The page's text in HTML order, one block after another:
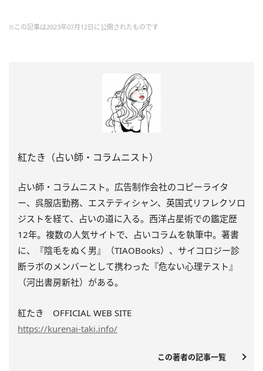
※この記事は2023年07月12日に公開されたものです
紅たき（占い師・コラムニスト）
占い師・コラムニスト。広告制作会社のコピーライタ
ー、呉服店勤務、エステティシャン、英国式リフレクソロ
ジストを経て、占いの道に入る。西洋占星術での鑑定歴
12年。複数の人気サイトで、占いコラムを執筆中。著書
に、『陰毛をぬく男』（TIAOBooks）、 サイコロジー診
断ラボのメンバーとして携わった『危ない心理テスト』
（河出書房新社）がある。
紅たき OFFICIAL WEB SITE
https://kurenai-taki.info/
この著者の記事一覧